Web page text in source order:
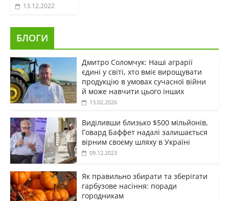
13.12.2022
БЛОГИ
Дмитро Соломчук: Наші аграрії
єдині у світі, хто вміє вирощувати
продукцію в умовах сучасної війни
й може навчити цього інших
13.02.2026
Виділивши близько $500 мільйонів,
Говард Баффет надалі залишається
вірним своєму шляху в Україні
09.12.2023
Як правильно збирати та зберігати
гарбузове насіння: поради
городникам